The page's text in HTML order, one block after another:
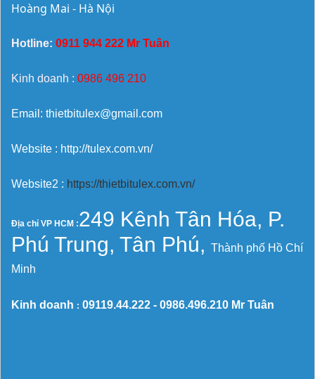
Hoàng Mai - Hà Nội
Hotline: 0911 944 222 Mr Tuân
Kinh doanh : 0986 496 210
Email: thietbitulex@gmail.com
Website : http://tulex.com.vn/
Website2 : https://thietbitulex.com.vn/
Địa chỉ VP HCM :249 Kênh Tân Hóa, P.
Phú Trung, Tân Phú, Thành phố Hồ Chí
Minh
Kinh doanh : 09119.44.222 - 0986.496.210 Mr Tuân